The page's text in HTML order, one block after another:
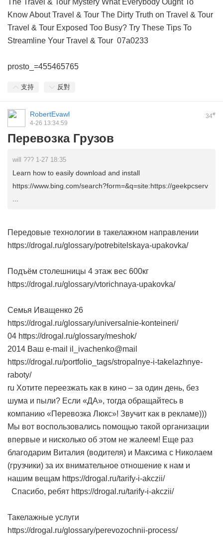
The Travel & Tour Mystery What Everybody Ought To
Know About Travel & Tour The Dirty Truth on Travel & Tour
Travel & Tour Exposed Too Busy? Try These Tips To
Streamline Your Travel & Tour 07a0233
prosto_=455465765
支持 反對
34#
RobertEvawl
4-26 13:34:59
Перевозка Грузов
will ??? 1-27 18:35
Learn how to easily download and install
https://www.bing.com/search?form=&q=site:https://geekpcserv
Передовые технологии в такелажном направлении
https://drogal.ru/glossary/potrebitelskaya-upakovka/
Подъём столешницы 4 этаж вес 600кг
https://drogal.ru/glossary/vtorichnaya-upakovka/
Семья Иващенко 26
https://drogal.ru/glossary/universalnie-konteineri/
04 https://drogal.ru/glossary/meshok/
2014 Ваш e-mail il_ivachenko@mail
https://drogal.ru/portfolio_tags/stropalnye-i-takelazhnye-
raboty/
ru Хотите переезжать как в кино – за один день, без
шума и пыли? Если «ДА», тогда обращайтесь в
компанию «Перевозка Люкс»! Звучит как в рекламе)))
Мы вот воспользовались помощью такой организации
впервые и нисколько об этом не жалеем! Еще раз
благодарим Виталия (водителя) и Максима с Николаем
(грузчики) за их внимательное отношение к нам и
нашим вещам https://drogal.ru/tarify-i-akczii/
Спасибо, ребят https://drogal.ru/tarify-i-akczii/
Такелажные услуги
https://drogal.ru/glossary/perevozochnii-process/